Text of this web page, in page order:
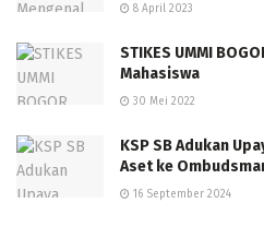
8 April 2023
STIKES UMMI
Mahasiswa
30 Mei 2022
KSP SB Adukan
Aset ke
16 September 2024